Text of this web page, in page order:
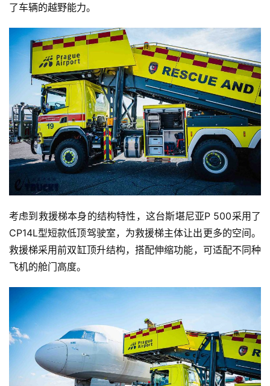
了车辆的越野能力。
考虑到救援梯本身的结构特性，这台斯堪尼亚P 500采用了
CP14L型短款低顶驾驶室，为救援梯主体让出更多的空间。
救援梯采用前双缸顶升结构，搭配伸缩功能，可适配不同种
飞机的舱门高度。